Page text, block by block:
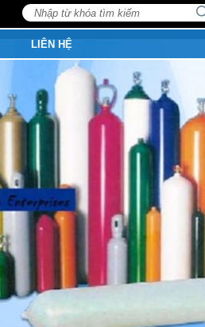
Tìm
kiếm:
LIÊN HỆ